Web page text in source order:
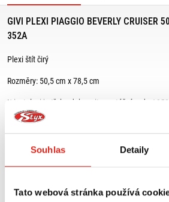
Souhlas Detaily
Tato webová stránka používá
GIVI PLEXI PIAGGIO BEVERLY CRUISER
352A
Plexi štít čirý
Rozměry: 50,5 cm x 78,5 cm
K instalaci je třeba dokoupit montážní sadu
Vhodné pro:
PIAGGIO
Beverly Cruiser 250-500 (07 > 11)
Carnaby Cruiser 300 (09 > 12)